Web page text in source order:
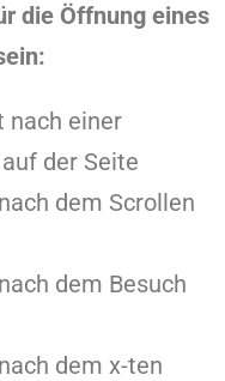
die Öffnung eines
nach einer
der Seite
dem Scrollen
dem Besuch
dem x-ten